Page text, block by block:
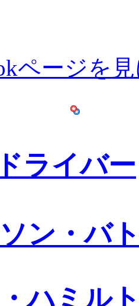
ページを
ライバー
ン・バ
ハミル